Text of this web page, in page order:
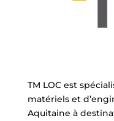
TM LOC est
matériels et
Aquitaine à